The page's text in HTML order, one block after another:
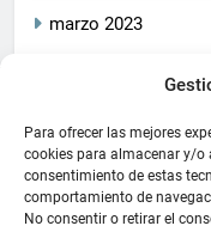
Para ofrecer las mejores
cookies para almacenar y/o
consentimiento de estas
comportamiento de
No consentir o retirar el
marzo 2023
los derechos
Este blog cumple
leyes de
protección de